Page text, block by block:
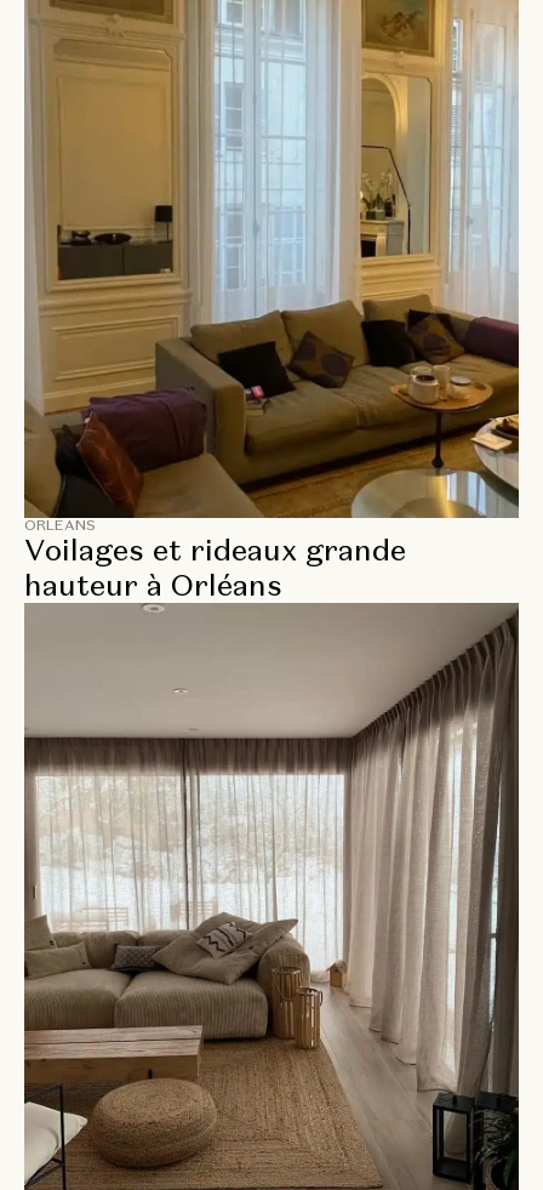
ORLÉANS
Voilages et rideaux grande
hauteur à Orléans